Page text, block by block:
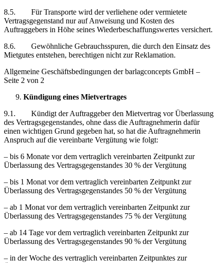
8.5. Für Transporte wird der verliehene oder vermietete
Vertragsgegenstand nur auf Anweisung und Kosten des
Auftraggebers in Höhe seines Wiederbeschaffungswertes versichert.
8.6. Gewöhnliche Gebrauchsspuren, die durch den Einsatz des
Mietgutes entstehen, berechtigen nicht zur Reklamation.
Allgemeine Geschäftsbedingungen der barlagconcepts GmbH –
Seite 2 von 2
Kündigung eines Mietvertrages
9.1. Kündigt der Auftraggeber den Mietvertrag vor Überlassung
des Vertragsgegenstandes, ohne dass die Auftragnehmerin dafür
einen wichtigen Grund gegeben hat, so hat die Auftragnehmerin
Anspruch auf die vereinbarte Vergütung wie folgt:
– bis 6 Monate vor dem vertraglich vereinbarten Zeitpunkt zur
Überlassung des Vertragsgegenstandes 30 % der Vergütung
– bis 1 Monat vor dem vertraglich vereinbarten Zeitpunkt zur
Überlassung des Vertragsgegenstandes 50 % der Vergütung
– ab 1 Monat vor dem vertraglich vereinbarten Zeitpunkt zur
Überlassung des Vertragsgegenstandes 75 % der Vergütung
– ab 14 Tage vor dem vertraglich vereinbarten Zeitpunkt zur
Überlassung des Vertragsgegenstandes 90 % der Vergütung
– in der Woche des vertraglich vereinbarten Zeitpunktes zur